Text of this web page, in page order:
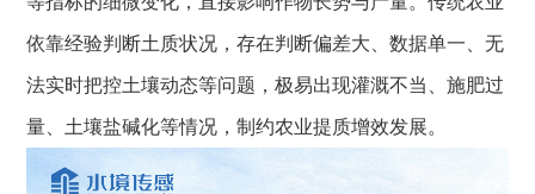
依靠经验判断土质状况，存在判断偏差大、数据单一、无
法实时把控土壤动态等问题，极易出现灌溉不当、施肥过
量、土壤盐碱化等情况，制约农业提质增效发展。